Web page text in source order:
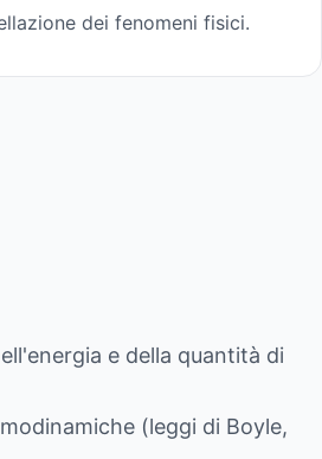
dei fenomeni fisici.
e della quantità di
(leggi di Boyle,